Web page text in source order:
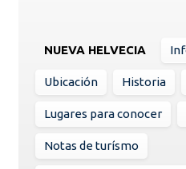
NUEVA HELVECIA
Ubicación Historia
Lugares para conocer
Notas de turísmo